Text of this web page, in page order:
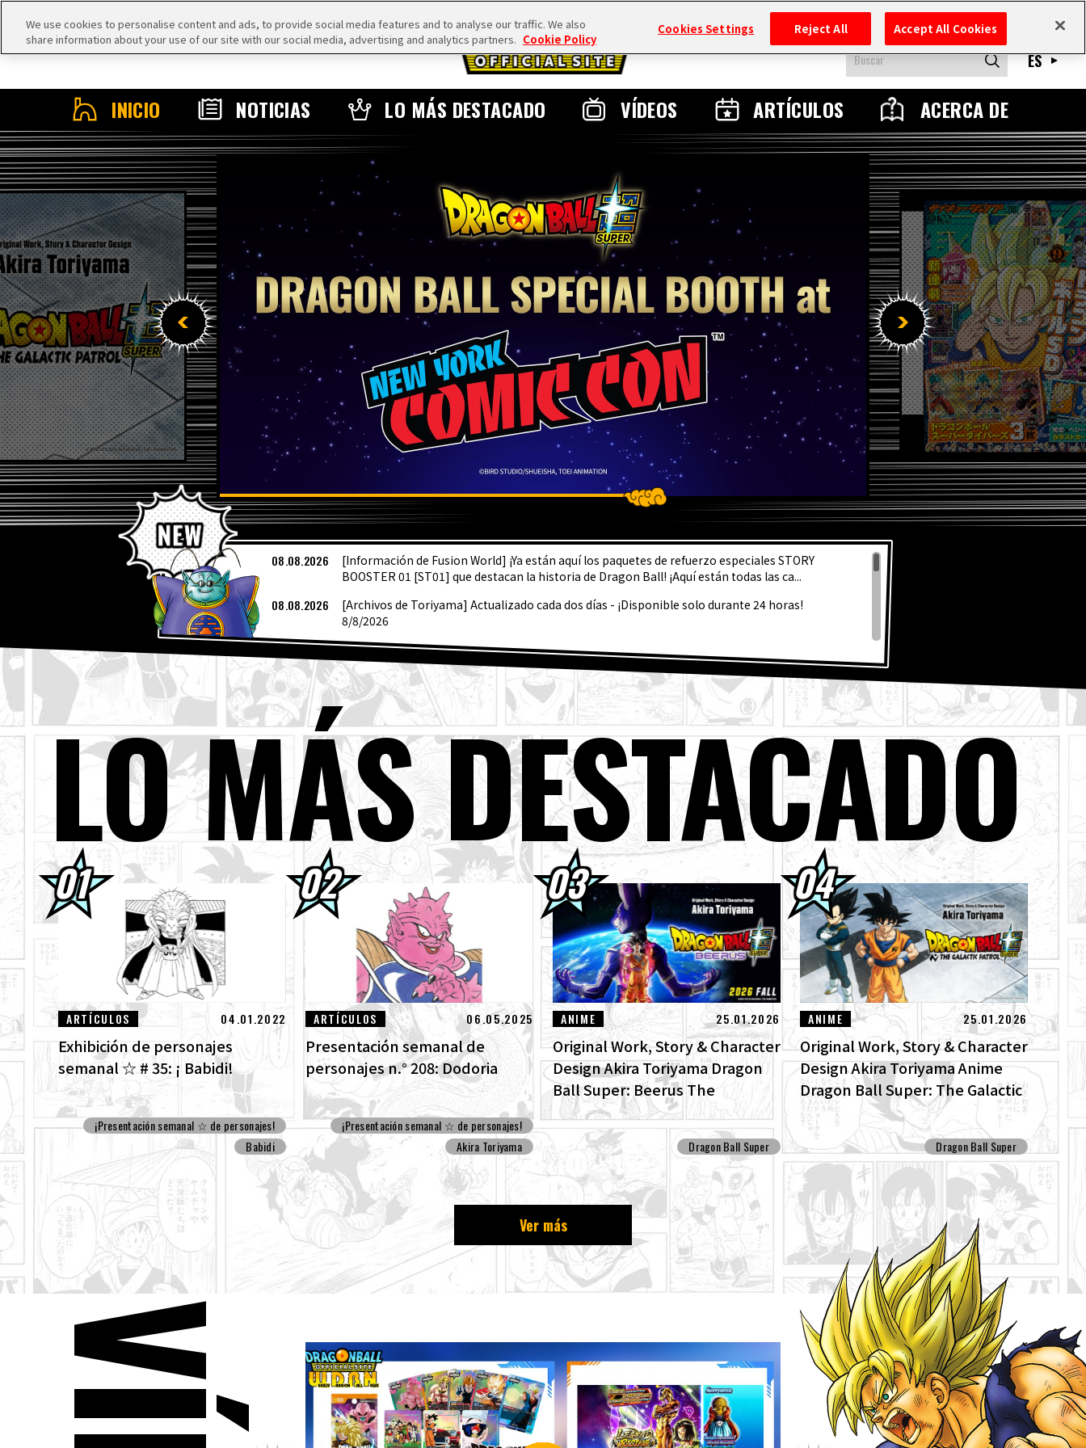
INICIO NOTICIAS LO MÁS DESTACADO VÍDEOS ARTÍCULOS ACERCA DE
ES
ÚLTIMAS
08.08.2026
[Información de Fusion World] ¡Ya están aquí los paquetes de refuerzo especiales STORY
BOOSTER 01 [ST01] que destacan la historia de Dragon Ball! ¡Aquí están todas las ca...
08.08.2026
[Archivos de Toriyama] Actualizado cada dos días - ¡Disponible solo durante 24 horas!
8/8/2026
07.08.2026 ¡Un stand especial de Dragon Ball estará presente en la Comic Con de Nueva York!
04.08.2026 Dragon Ball Super Divers - ¡Vamos! ¡Súbete! - ¡Volumen 3 ya a la venta!
04.08.2026 Presentación semanal de personajes ☆ #267: ¡Granolah de Dragon Ball Super!
04.08.2026
¡Ya está a la venta la edición de septiembre de Saikyo Jump! ¡Descubre la fabulosa portada
de Dragon Ball SD y todos los divertidos extras!
03.08.2026 [3 de agosto] ¡Noticias semanales de Dragon Ball !
03.08.2026 ¡Super Saiyan Goku se une a la serie BLOOD OF SAIYANS !
01.08.2026
¡Los packs de avance de Dragon Ball Super Divers: La Batalla de los Saiyajin ya están a la
venta!
30.07.2026
DRAGON BALL: ¡Sparking! ¡Llega el nuevo DLC NEO de ZERO que rompe todos los límites!
¡Mira las imágenes de las nuevas características!
LO MÁS DESTACADO
ARTÍCULOS 04.01.2022
Exhibición de personajes
semanal ☆ # 35: ¡ Babidi!
¡Presentación semanal ☆ de personajes!
Babidi
ARTÍCULOS 06.05.2025
Presentación semanal de
personajes n.° 208: Dodoria
¡Presentación semanal ☆ de personajes!
Akira Toriyama
ANIME 25.01.2026
Original Work, Story & Character
Design Akira Toriyama Dragon
Ball Super: Beerus The
ENHANCED edition of the anime
Dragon Ball Super begins anew!
Dragon Ball Super
ANIME 25.01.2026
Original Work, Story & Character
Design Akira Toriyama Anime
Dragon Ball Super: The Galactic
Patrol Set For Production!
Dragon Ball Super
Ver más
We use cookies to personalise content and ads, to provide social media features and to analyse our traffic. We also
share information about your use of our site with our social media, advertising and analytics partners. Cookie Policy
Cookies Settings Reject All Accept All Cookies